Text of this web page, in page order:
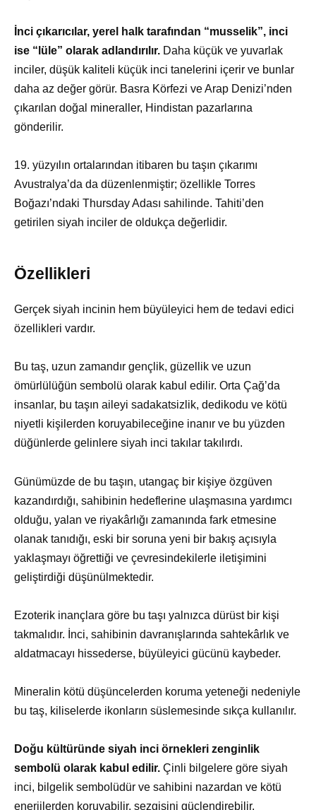
İnci çıkarıcılar, yerel halk tarafından “musselik”, inci
ise “lüle” olarak adlandırılır. Daha küçük ve yuvarlak
inciler, düşük kaliteli küçük inci tanelerini içerir ve bunlar
daha az değer görür. Basra Körfezi ve Arap Denizi’nden
çıkarılan doğal mineraller, Hindistan pazarlarına
gönderilir.
19. yüzyılın ortalarından itibaren bu taşın çıkarımı
Avustralya’da da düzenlenmiştir; özellikle Torres
Boğazı’ndaki Thursday Adası sahilinde. Tahiti’den
getirilen siyah inciler de oldukça değerlidir.
Özellikleri
Gerçek siyah incinin hem büyüleyici hem de tedavi edici
özellikleri vardır.
Bu taş, uzun zamandır gençlik, güzellik ve uzun
ömürlülüğün sembolü olarak kabul edilir. Orta Çağ’da
insanlar, bu taşın aileyi sadakatsizlik, dedikodu ve kötü
niyetli kişilerden koruyabileceğine inanır ve bu yüzden
düğünlerde gelinlere siyah inci takılar takılırdı.
Günümüzde de bu taşın, utangaç bir kişiye özgüven
kazandırdığı, sahibinin hedeflerine ulaşmasına yardımcı
olduğu, yalan ve riyakârlığı zamanında fark etmesine
olanak tanıdığı, eski bir soruna yeni bir bakış açısıyla
yaklaşmayı öğrettiği ve çevresindekilerle iletişimini
geliştirdiği düşünülmektedir.
Ezoterik inançlara göre bu taşı yalnızca dürüst bir kişi
takmalıdır. İnci, sahibinin davranışlarında sahtekârlık ve
aldatmacayı hissederse, büyüleyici gücünü kaybeder.
Mineralin kötü düşüncelerden koruma yeteneği nedeniyle
bu taş, kiliselerde ikonların süslemesinde sıkça kullanılır.
Doğu kültüründe siyah inci örnekleri zenginlik
sembolü olarak kabul edilir. Çinli bilgelere göre siyah
inci, bilgelik sembolüdür ve sahibini nazardan ve kötü
enerjilerden koruyabilir, sezgisini güçlendirebilir,